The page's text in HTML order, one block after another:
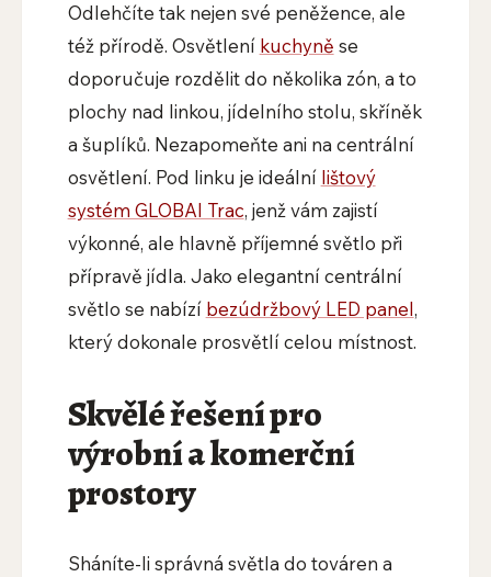
Odlehčíte tak nejen své peněžence, ale
též přírodě. Osvětlení kuchyně se
doporučuje rozdělit do několika zón, a to
plochy nad linkou, jídelního stolu, skříněk
a šuplíků. Nezapomeňte ani na centrální
osvětlení. Pod linku je ideální lištový
systém GLOBAl Trac, jenž vám zajistí
výkonné, ale hlavně příjemné světlo při
přípravě jídla. Jako elegantní centrální
světlo se nabízí bezúdržbový LED panel,
který dokonale prosvětlí celou místnost.
Skvělé řešení pro
výrobní a komerční
prostory
Sháníte-li správná světla do továren a